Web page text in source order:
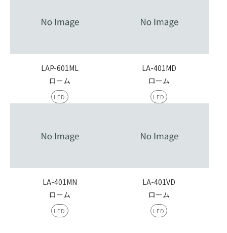
LAP-601ML
ローム
LED
LA-401MD
ローム
LED
LA-401MN
ローム
LED
LA-401VD
ローム
LED